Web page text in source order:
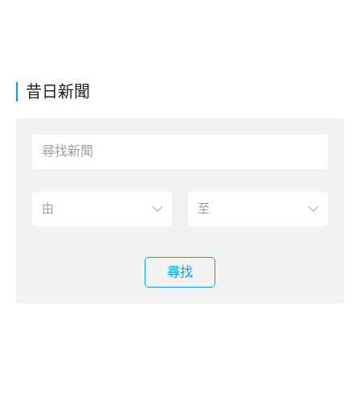
昔日新聞
尋找